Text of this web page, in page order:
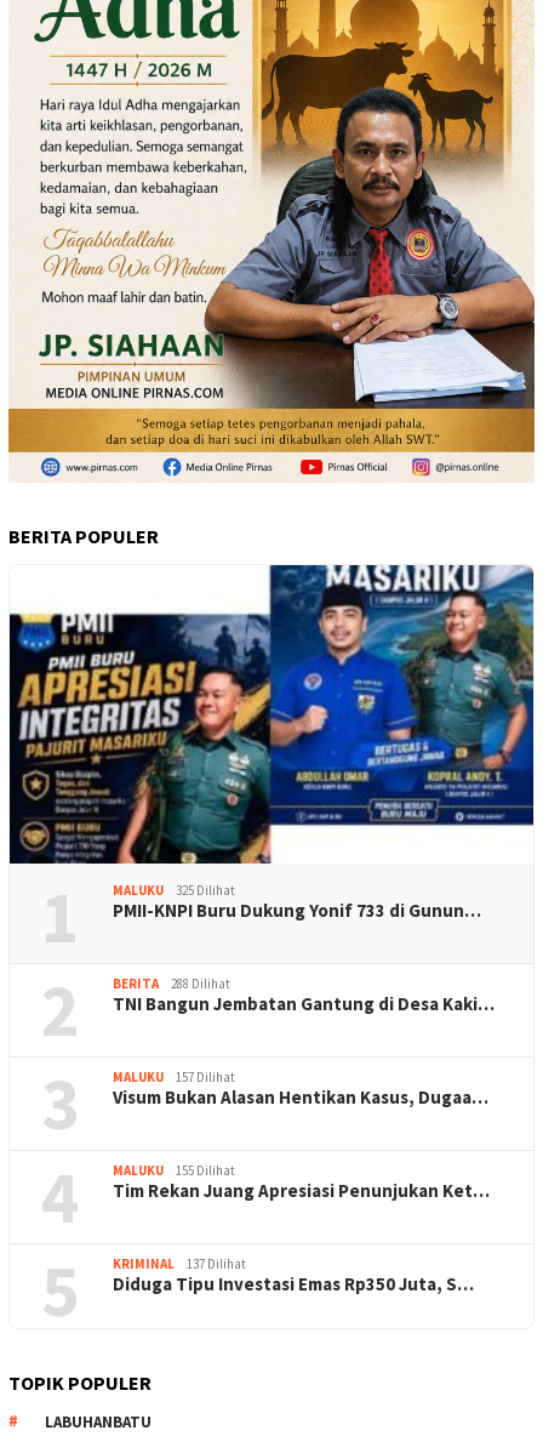
BERITA POPULER
1 MALUKU 325 Dilihat
PMII-KNPI Buru Dukung Yonif 733 di Gunun…
2 BERITA 288 Dilihat
TNI Bangun Jembatan Gantung di Desa Kaki…
3 MALUKU 157 Dilihat
Visum Bukan Alasan Hentikan Kasus, Dugaa…
4 MALUKU 155 Dilihat
Tim Rekan Juang Apresiasi Penunjukan Ket…
5 KRIMINAL 137 Dilihat
Diduga Tipu Investasi Emas Rp350 Juta, S…
TOPIK POPULER
LABUHANBATU